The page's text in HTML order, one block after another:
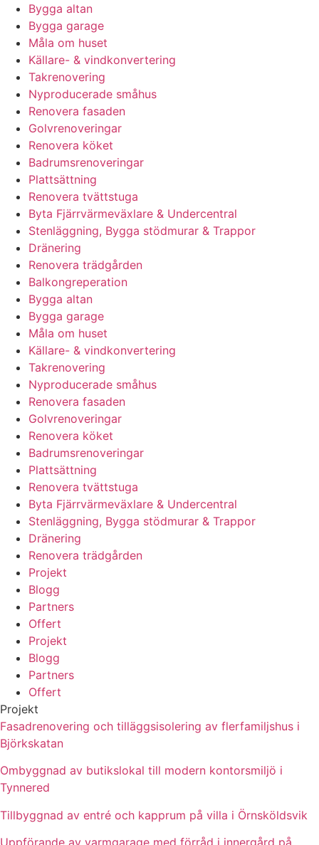
Bygga altan
Bygga garage
Måla om huset
Källare- & vindkonvertering
Takrenovering
Nyproducerade småhus
Renovera fasaden
Golvrenoveringar
Renovera köket
Badrumsrenoveringar
Plattsättning
Renovera tvättstuga
Byta Fjärrvärmeväxlare & Undercentral
Stenläggning, Bygga stödmurar & Trappor
Dränering
Renovera trädgården
Balkongreperation
Bygga altan
Bygga garage
Måla om huset
Källare- & vindkonvertering
Takrenovering
Nyproducerade småhus
Renovera fasaden
Golvrenoveringar
Renovera köket
Badrumsrenoveringar
Plattsättning
Renovera tvättstuga
Byta Fjärrvärmeväxlare & Undercentral
Stenläggning, Bygga stödmurar & Trappor
Dränering
Renovera trädgården
Projekt
Blogg
Partners
Offert
Projekt
Blogg
Partners
Offert
Projekt
Fasadrenovering och tilläggsisolering av flerfamiljshus i
Björkskatan
Ombyggnad av butikslokal till modern kontorsmiljö i
Tynnered
Tillbyggnad av entré och kapprum på villa i Örnsköldsvik